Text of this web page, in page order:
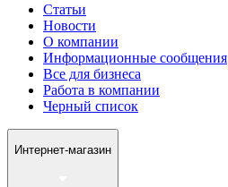
Статьи
Новости
О компании
Информационные сообщения
Все для бизнеса
Работа в компании
Черный список
Интернет-магазин